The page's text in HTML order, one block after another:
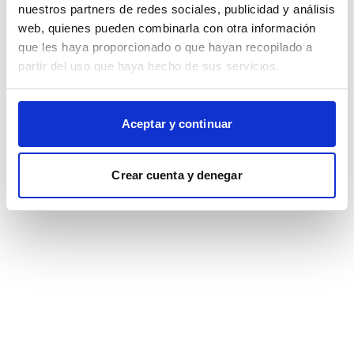
nuestros partners de redes sociales, publicidad y análisis
web, quienes pueden combinarla con otra información
que les haya proporcionado o que hayan recopilado a
partir del uso que haya hecho de sus servicios.
Aceptar y continuar
Crear cuenta y denegar
browser console for more information).